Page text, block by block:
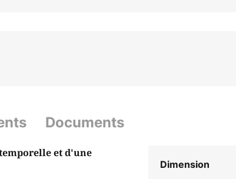
Documents
et d'une
Dimension